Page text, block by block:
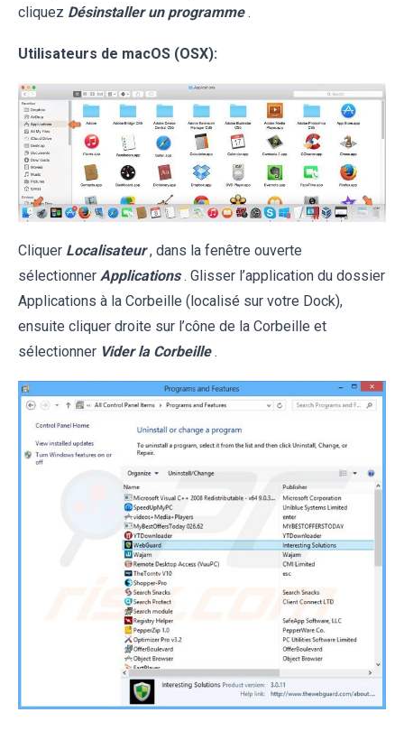
cliquez Désinstaller un programme .
Utilisateurs de macOS (OSX):
Cliquer Localisateur , dans la fenêtre ouverte
sélectionner Applications . Glisser l’application du dossier
Applications à la Corbeille (localisé sur votre Dock),
ensuite cliquer droite sur l’cône de la Corbeille et
sélectionner Vider la Corbeille .